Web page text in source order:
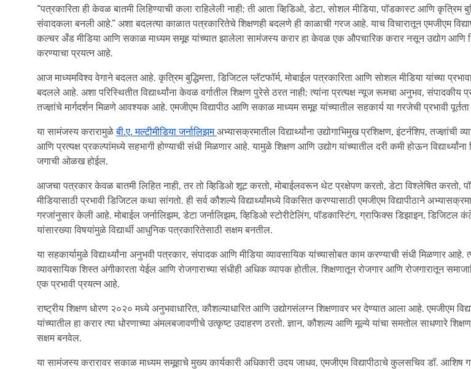
“पत्रकारिता ही केवळ बातमी लिहिण्याची कला राहिलेली नाही; ती आता व्हिडिओ, डेटा, सोशल मीडिया, पॉडकास्ट आणि कृत्रिम
संवादकला बनली आहे.” अशा बदलत्या काळात पत्रकारितेचे शिक्षणही बदलणे ही काळाची गरज आहे. याच विचारातून एमजीएम
कल्चर अँड मीडिया आणि सकाळ माध्यम समूह यांच्यात झालेला सामंजस्य करार हा केवळ एक औपचारिक करार नसून उद्योग आणि
करण्याचा प्रयत्न आहे.
आज माध्यमविश्व वेगाने बदलत आहे. कृत्रिम बुद्धिमत्ता, डिजिटल प्लॅटफॉर्म, मोबाईल पत्रकारिता आणि सोशल मीडिया यांच्या
बदलले आहे. अशा परिस्थितीत विद्यार्थ्यांना केवळ वर्गातील शिक्षण पुरेसे ठरत नाही; त्यांना प्रत्यक्ष न्यूज रूमचा अनुभव,
तज्ज्ञांचे मार्गदर्शन मिळणे आवश्यक आहे. एमजीएम विद्यापीठ आणि सकाळ माध्यम समूह यांच्यातील सहकार्य या गरजेची प्रभावी
या सामंजस्य करारामुळेबी.ए. मल्टीमीडिया जर्नालिझमअभ्यासक्रमातील विद्यार्थ्यांना उद्योगाभिमुख प्रशिक्षण, इंटर्नशिप, तज्ज्ञांची
आणि प्रत्यक्ष प्रकल्पांमध्ये सहभागी होण्याची संधी मिळणार आहे. यामुळे शिक्षण आणि उद्योग यांच्यातील दरी कमी होऊन
जगाची ओळख होईल.
आजचा पत्रकार केवळ बातमी लिहित नाही, तर तो व्हिडिओ शूट करतो, मोबाईलवरून थेट प्रक्षेपण करतो, डेटा विश्लेषित करतो,
मीडियासाठी प्रभावी डिजिटल कथा सांगतो. ही सर्व कौशल्ये विद्यार्थ्यांमध्ये विकसित करण्यासाठी एमजीएम विद्यापीठाने
गरजांनुसार केली आहे. मोबाईल जर्नालिझम, डेटा जर्नालिझम, व्हिडिओ स्टोरीटेलिंग, पॉडकास्टिंग, ग्राफिक्स डिझाइन, डिजिटल
यांसारख्या विषयांमुळे विद्यार्थी आधुनिक पत्रकारितेसाठी सक्षम बनतील.
या सहकार्यामुळे विद्यार्थ्यांना अनुभवी पत्रकार, संपादक आणि मीडिया व्यावसायिक यांच्यासोबत काम करण्याची संधी मिळणार आहे.
व्यावसायिक शिस्त अंगीकारता येईल आणि रोजगाराच्या संधीही अधिक व्यापक होतील. शिक्षणातून रोजगार आणि रोजगारातून
एक प्रभावी प्रयत्न आहे.
राष्ट्रीय शिक्षण धोरण २०२० मध्ये अनुभवाधारित, कौशल्याधारित आणि उद्योगसंलग्न शिक्षणावर भर देण्यात आला आहे. एमजीएम
यांच्यातील हा करार त्या धोरणाच्या अंमलबजावणीचे उत्कृष्ट उदाहरण ठरतो. ज्ञान, कौशल्य आणि मूल्ये यांचा समतोल साधणारे शिक्षण
सक्षम बनवेल.
या सामंजस्य करारावर सकाळ माध्यम समूहाचे मुख्य कार्यकारी अधिकारी उदय जाधव, एमजीएम विद्यापीठाचे कुलसचिव डॉ. आशिष